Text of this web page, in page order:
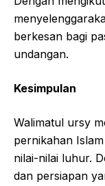
berkesan bagi
undangan.
Kesimpulan
Walimatul ursy
pernikahan
nilai-nilai luhur.
dan persiapan